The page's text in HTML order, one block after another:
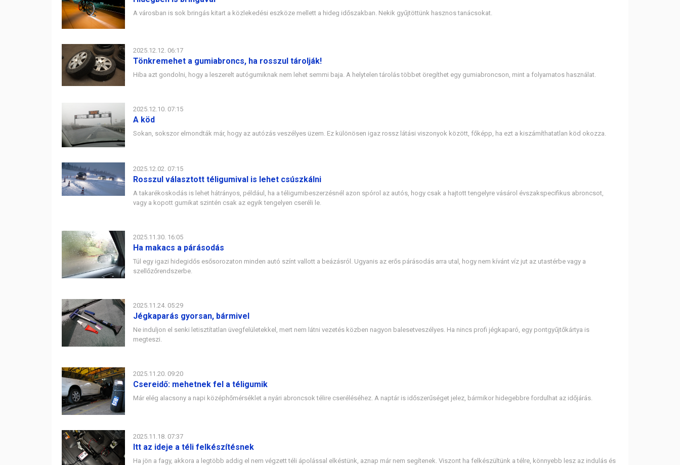
A városban is sok bringás kitart a közlekedési eszköze mellett a hideg időszakban. Nekik gyűjtöttünk hasznos tanácsokat.
2025.12.12. 06:17
Tönkremehet a gumiabroncs, ha rosszul tárolják!
Hiba azt gondolni, hogy a leszerelt autógumiknak nem lehet semmi baja. A helytelen tárolás többet öregíthet egy gumiabroncson, mint a folyamatos használat.
2025.12.10. 07:15
A köd
Sokan, sokszor elmondták már, hogy az autózás veszélyes üzem. Ez különösen igaz rossz látási viszonyok között, főképp, ha ezt a kiszámíthatatlan köd okozza.
2025.12.02. 07:15
Rosszul választott téligumival is lehet csúszkálni
A takarékoskodás is lehet hátrányos, például, ha a téligumibeszerzésnél azon spórol az autós, hogy csak a hajtott tengelyre vásárol évszakspecifikus abroncsot,
vagy a kopott gumikat szintén csak az egyik tengelyen cseréli le.
2025.11.30. 16:05
Ha makacs a párásodás
Túl egy igazi hidegidős esősorozaton minden autó színt vallott a beázásról. Ugyanis az erős párásodás arra utal, hogy nem kívánt víz jut az utastérbe vagy a
szellőzőrendszerbe.
2025.11.24. 05:29
Jégkaparás gyorsan, bármivel
Ne induljon el senki letisztítatlan üvegfelületekkel, mert nem látni vezetés közben nagyon balesetveszélyes. Ha nincs profi jégkaparó, egy pontgyűjtőkártya is
megteszi.
2025.11.20. 09:20
Csereidő: mehetnek fel a téligumik
Már elég alacsony a napi középhőmérséklet a nyári abroncsok télire cseréléséhez. A naptár is időszerűséget jelez, bármikor hidegebbre fordulhat az időjárás.
2025.11.18. 07:37
Itt az ideje a téli felkészítésnek
Ha jön a fagy, akkora a legtöbb addig el nem végzett téli ápolással elkéstünk, aznap már nem segítenek. Viszont ha felkészültünk a télre, könnyebb lesz az indulás és